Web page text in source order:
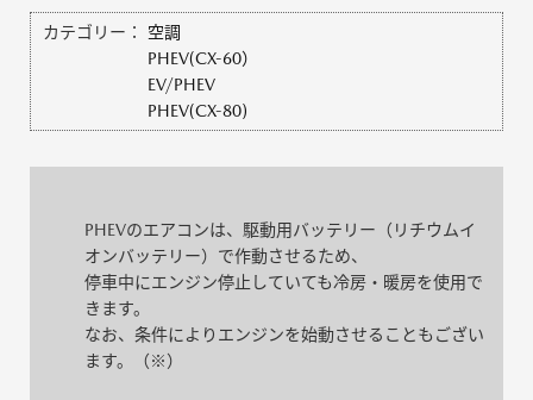
カテゴリー：
空調
PHEV(CX-60）
EV/PHEV
PHEV(CX-80)
PHEVのエアコンは、駆動用バッテリー（リチウムイ
オンバッテリー）で作動させるため、
停車中にエンジン停止していても冷房・暖房を使用で
きます。
なお、条件によりエンジンを始動させることもござい
ます。（※）